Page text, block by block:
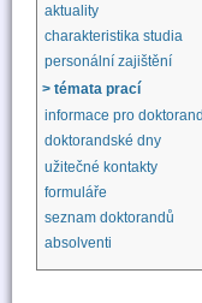
aktuality
charakteristika studia
personální zajištění
> témata prací
informace pro
doktorandské dny
užitečné kontakty
formuláře
seznam doktorandů
absolventi